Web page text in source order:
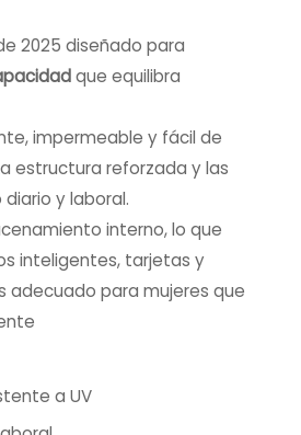
2025 diseñado para
que equilibra
impermeable y fácil de
estructura reforzada y las
y laboral.
interno, lo que
inteligentes, tarjetas y
adecuado para mujeres que
a UV